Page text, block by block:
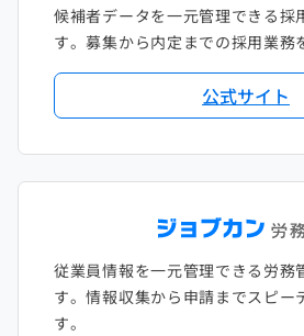
候補者データを一元管理できる採
す。募集から内定までの採用業務
公式サイト
従業員情報を一元管理できる労務
す。情報収集から申請までスピー
す。